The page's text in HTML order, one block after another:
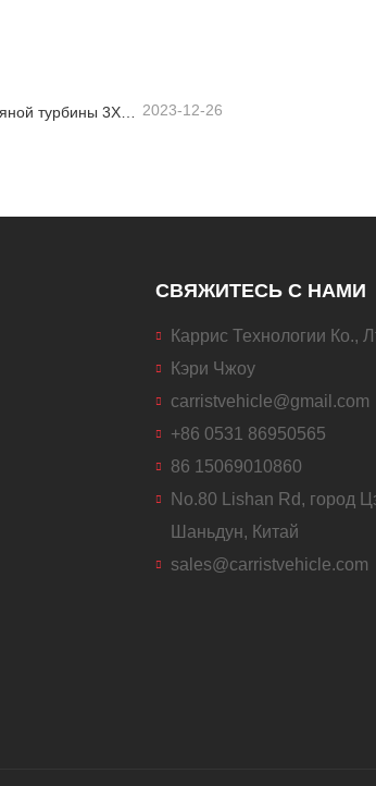
1. Адаптер лопастей ветряной турбины 3X6 с модульным прицепом 2023-12-26
СВЯЖИТЕСЬ С НАМИ
Каррис Технологии Ко.,
Кэри Чжоу
carristvehicle@gmail.com
+86 0531 86950565
86 15069010860
No.80 Lishan Rd, город
Шаньдун, Китай
sales@carristvehicle.com